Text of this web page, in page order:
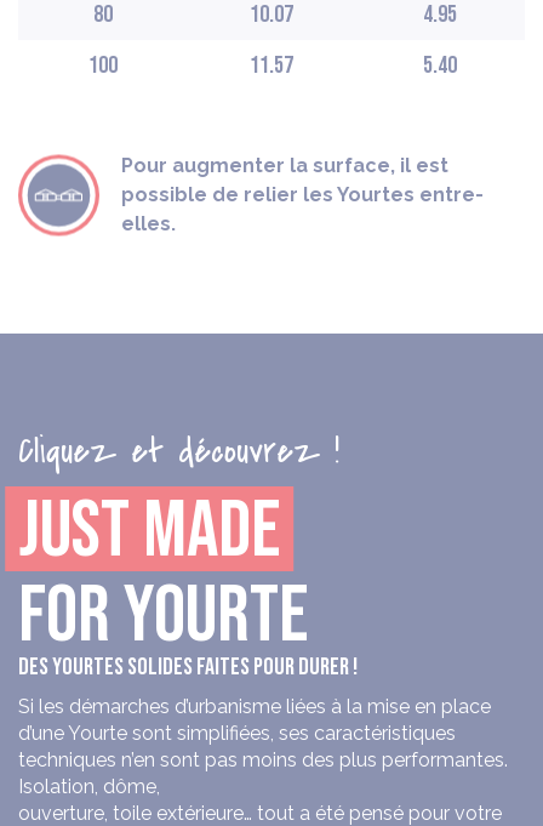
80 10.07
4.95
100
11.57 5.40
Pour augmenter la surface, il est
possible de relier les Yourtes entre-
elles.
Cliquez et découvrez !
JUST MADE
FOR YOURTE
DES YOURTES SOLIDES FAITES POUR DURER !
Si les démarches d’urbanisme liées à la mise en place
d’une Yourte sont simplifiées, ses caractéristiques
techniques n’en sont pas moins des plus performantes.
Isolation, dôme,
ouverture, toile extérieure… tout a été pensé pour votre